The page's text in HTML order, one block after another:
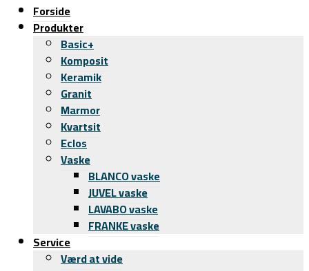
Forside
Produkter
Basic+
Komposit
Keramik
Granit
Marmor
Kvartsit
Eclos
Vaske
BLANCO vaske
JUVEL vaske
LAVABO vaske
FRANKE vaske
Service
Værd at vide